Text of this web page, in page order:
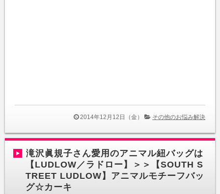
2014年12月12日（金） その他のお悩み解決
滝沢眞規子さん愛用のアニマル紐バッグは
【LUDLOW／ラドロー】＞＞【SOUTH S
TREET LUDLOW】アニマルモチーフバッ
グ☆カーキ